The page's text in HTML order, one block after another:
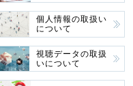
個人情報の取扱い
について
視聴データの取扱
いについて